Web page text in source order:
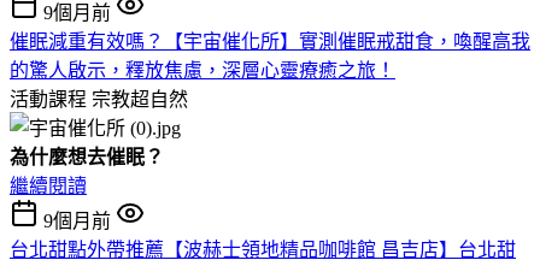
9個月前
催眠減重有效嗎？【宇宙催化所】實測催眠戒甜食，喚醒高我
的驚人啟示，釋放焦慮，深層心靈療癒之旅！
活動課程 宗教超自然
為什麼想去催眠？
繼續閱讀
9個月前
台北甜點外帶推薦【波赫士領地精品咖啡館 昌吉店】台北甜